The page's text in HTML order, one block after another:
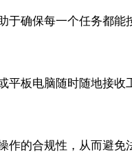
确保每一个任务都能
板电脑随时随地接收
的合规性，从而避免